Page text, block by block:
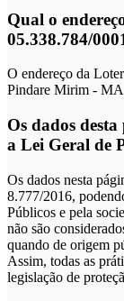
Qual o
05.338.784/
O endereço da
Pindare Mirim -
Os dados
a Lei Geral de
Os dados nesta
8.777/2016,
Públicos e pela
não são
quando de origem
Assim, todas as
legislação de